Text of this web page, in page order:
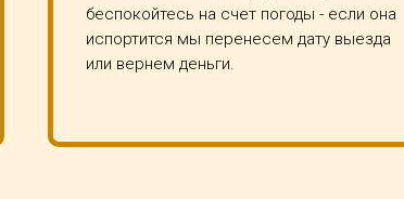
беспокойтесь на счет погоды - если она
испортится мы перенесем дату выезда
или вернем деньги.